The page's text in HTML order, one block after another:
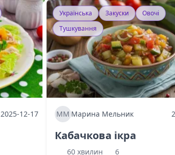
2025-12-17
Українська Закуски
Овочі
Тушкування
ММ Марина Мельник
Кабачкова ікра
60 хвилин
6